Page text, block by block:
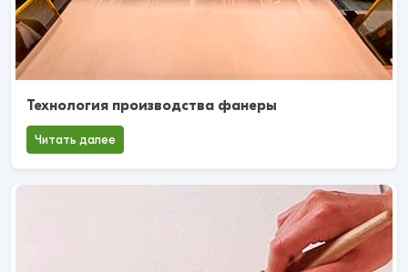
Технология производства фанеры
Читать далее